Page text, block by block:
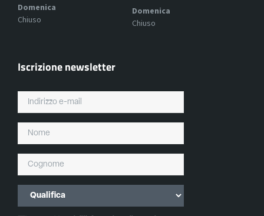
Domenica
Chiuso
Domenica
Chiuso
Iscrizione newsletter